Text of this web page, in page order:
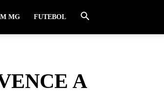
MG FUTEBOL
A